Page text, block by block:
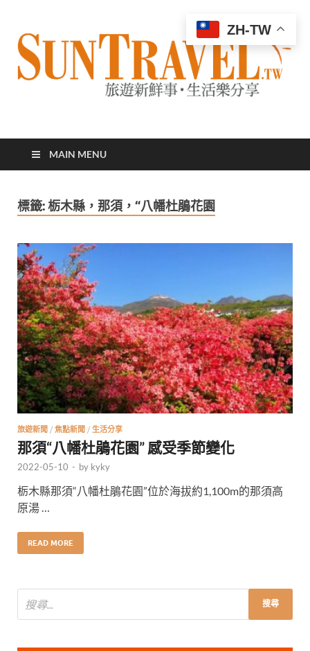
太陽網
MAIN MENU
標籤:栃木縣，那須，“八幡杜鵑花園
旅遊新聞 / 焦點新聞 / 生活分享
那須“八幡杜鵑花園” 感受季節變化
2022-05-10 - by kyky
栃木縣那須“八幡杜鵑花園”位於海拔約1,100m的那須高
原湯 …
READ MORE
ZH-TW